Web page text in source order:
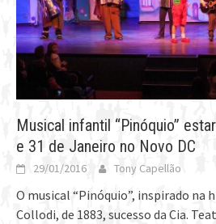
Musical infantil “Pinóquio”
e 31 de Janeiro no Novo DC
29/01/2016 Tony Capellão
O musical “Pinóquio”, inspirado na
Collodi, de 1883, sucesso da Cia.